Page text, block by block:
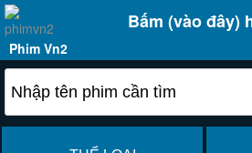
Bấm (vào đây)
Phim Vn2